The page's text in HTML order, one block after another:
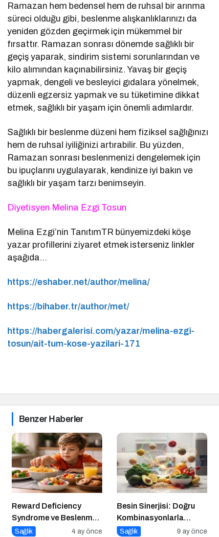
Ramazan hem bedensel hem de ruhsal bir arınma
süreci olduğu gibi, beslenme alışkanlıklarınızı da
yeniden gözden geçirmek için mükemmel bir
fırsattır. Ramazan sonrası dönemde sağlıklı bir
geçiş yaparak, sindirim sistemi sorunlarından ve
kilo alımından kaçınabilirsiniz. Yavaş bir geçiş
yapmak, dengeli ve besleyici gıdalara yönelmek,
düzenli egzersiz yapmak ve su tüketimine dikkat
etmek, sağlıklı bir yaşam için önemli adımlardır.
Sağlıklı bir beslenme düzeni hem fiziksel sağlığınızı
hem de ruhsal iyiliğinizi artırabilir. Bu yüzden,
Ramazan sonrası beslenmenizi dengelemek için
bu ipuçlarını uygulayarak, kendinize iyi bakın ve
sağlıklı bir yaşam tarzı benimseyin.
Diyetisyen Melina Ezgi Tosun
Melina Ezgi’nin TanıtımTR bünyemizdeki köşe
yazar profillerini ziyaret etmek isterseniz linkler
aşağıda…
https://eshaber.net/author/melina/
https://bihaber.tr/author/met/
https://habergalerisi.com/yazar/melina-ezgi-
tosun/ait-tum-kose-yazilari-171
Benzer Haberler
Reward Deficiency
Syndrome ve Beslenme
Davranışı
Sağlık 4 ay önce
Besin Sinerjisi: Doğru
Kombinasyonlarla
Besinlerin Gücünü Artırın
Sağlık 9 ay önce